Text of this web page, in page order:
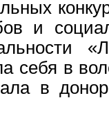
и
себя в
в